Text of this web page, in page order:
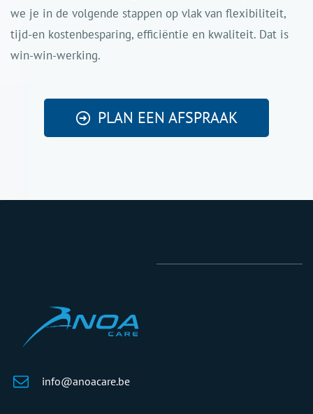
we je in de volgende stappen op vlak van flexibiliteit,
tijd-en kostenbesparing, efficiëntie en kwaliteit. Dat is
win-win-werking.
PLAN EEN AFSPRAAK
info@anoacare.be